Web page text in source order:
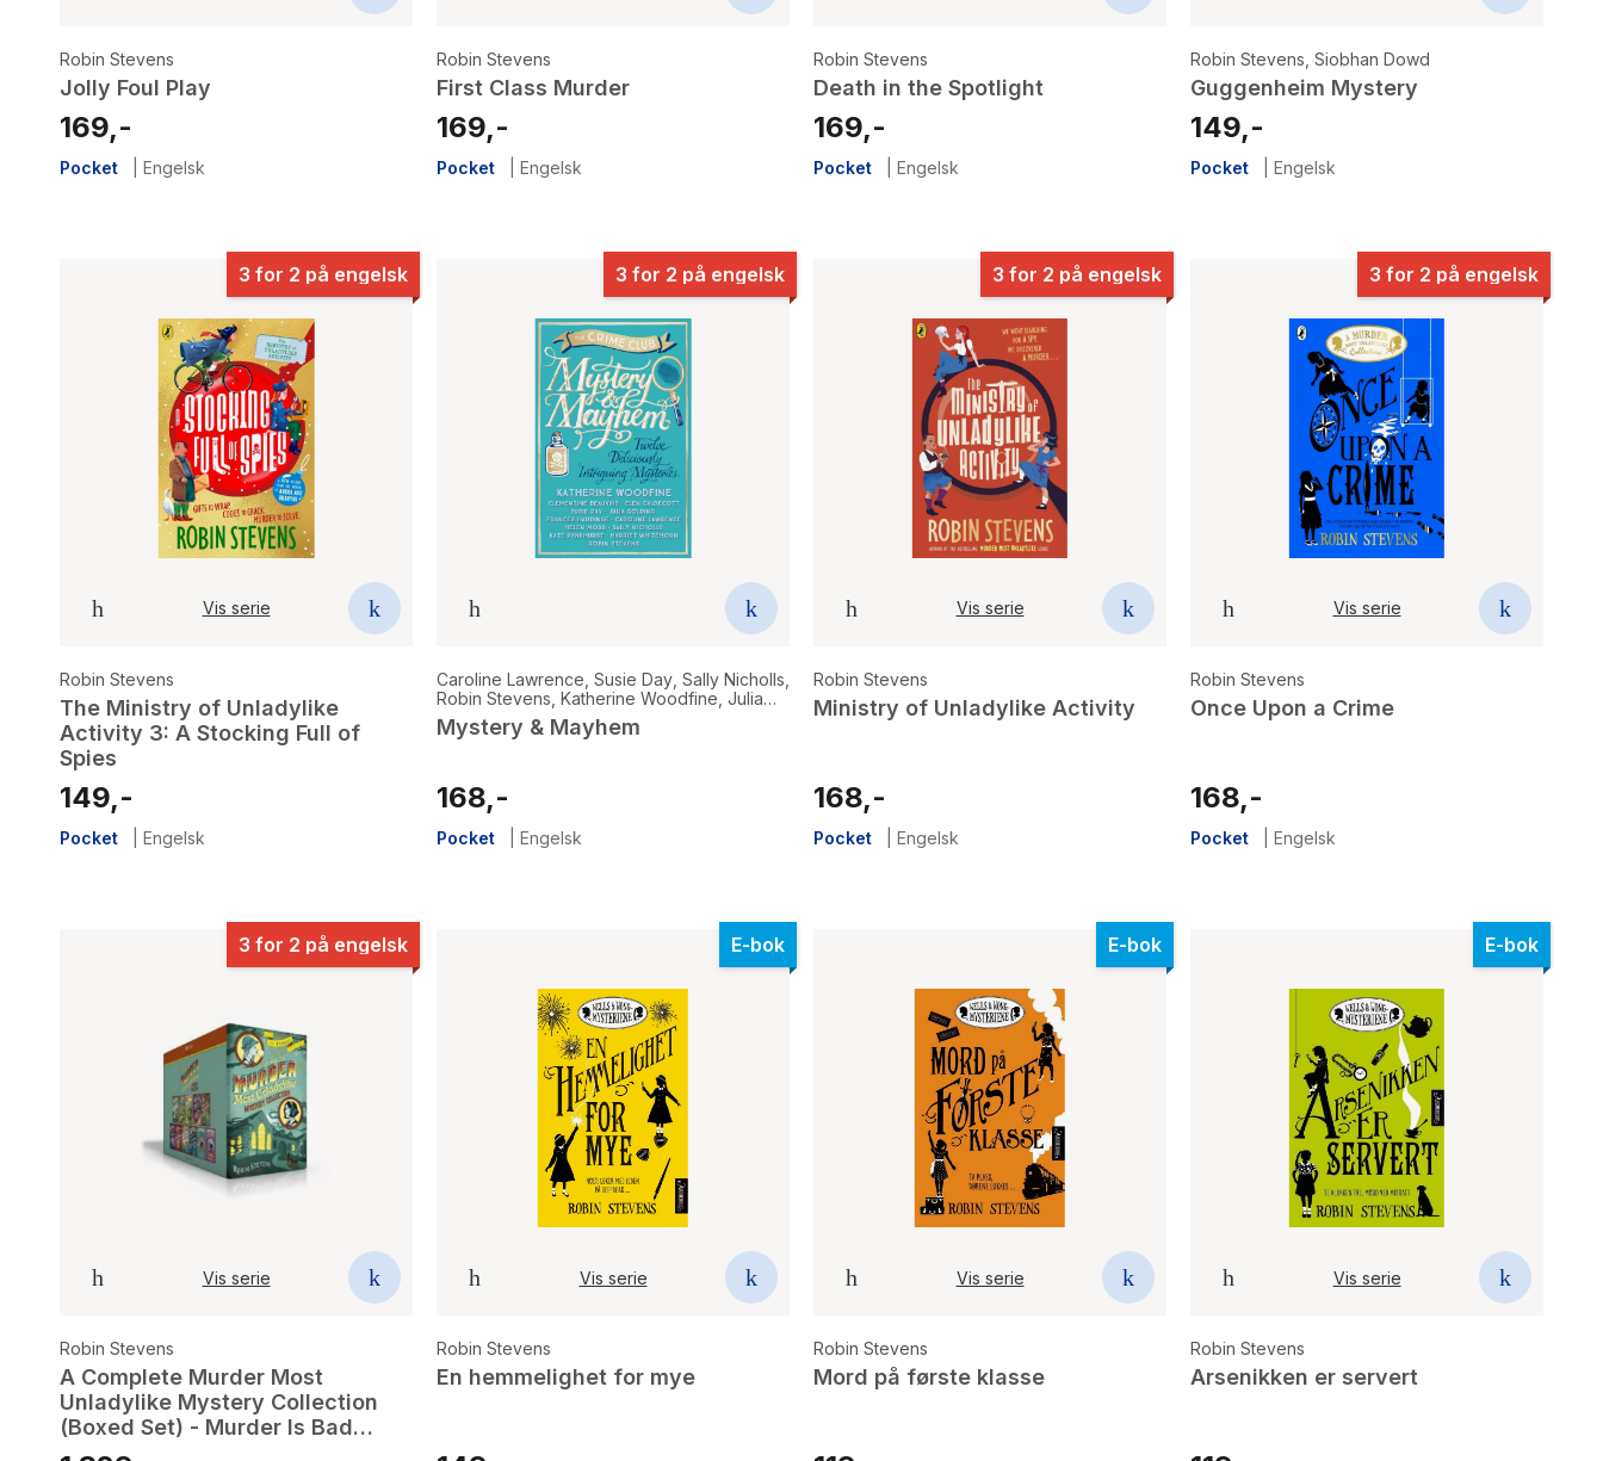
Robin Stevens
Jolly Foul Play
169,-
Pocket Engelsk
Robin Stevens
First Class Murder
169,-
Pocket Engelsk
Robin Stevens
Death in the Spotlight
169,-
Pocket Engelsk
Robin Stevens, Siobhan Dowd
Guggenheim Mystery
149,-
Pocket Engelsk
3 for 2 på engelsk
Vis serie
Robin Stevens
The Ministry of Unladylike
Activity 3: A Stocking Full of
Spies
149,-
Pocket Engelsk
3 for 2 på engelsk
Caroline Lawrence Susie Day Sally Nicholls
Robin Stevens Katherine Woodfine Julia
Golding
Helen Moss
Elen Caldecott ,Clementine Beauvais
Mystery & Mayhem
168,-
Pocket Engelsk
3 for 2 på engelsk
Vis serie
Robin Stevens
Ministry of Unladylike Activity
168,-
Pocket Engelsk
3 for 2 på engelsk
Vis serie
Robin Stevens
Once Upon a Crime
168,-
Pocket Engelsk
3 for 2 på engelsk
Vis serie
Robin Stevens
A Complete Murder Most
Unladylike Mystery Collection
(Boxed Set) - Murder Is Bad
Manners; Poison Is Not Polite;
E-bok
Vis serie
Robin Stevens
En hemmelighet for mye
E-bok
Vis serie
Robin Stevens
Mord på første klasse
E-bok
Vis serie
Robin Stevens
Arsenikken er servert